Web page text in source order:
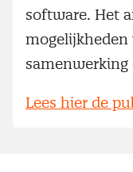
software. Het
Lees hier de